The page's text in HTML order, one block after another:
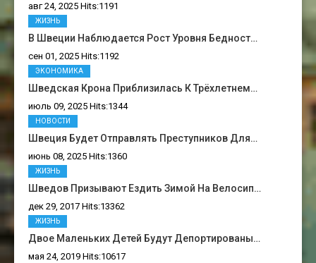
авг 24, 2025 Hits:1191
В Швеции Наблюдается Рост Уровня Бедност…
сен 01, 2025 Hits:1192
ЖИЗНЬ
Шведская Крона Приблизилась К Трёхлетнем…
июль 09, 2025 Hits:1344
ЭКОНОМИКА
Швеция Будет Отправлять Преступников Для…
июнь 08, 2025 Hits:1360
НОВОСТИ
Шведов Призывают Ездить Зимой На Велосип…
дек 29, 2017 Hits:13362
ЖИЗНЬ
Двое Маленьких Детей Будут Депортированы…
мая 24, 2019 Hits:10617
ЖИЗНЬ